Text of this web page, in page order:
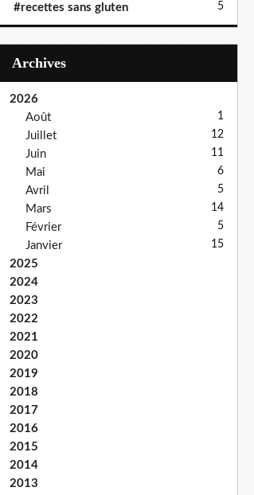
#recettes sans gluten 5
Archives
2026
Août
1
Juillet 12
Juin 11
Mai 6
Avril 5
Mars 14
Février 5
Janvier 15
2025
2024
2023
2022
2021
2020
2019
2018
2017
2016
2015
2014
2013